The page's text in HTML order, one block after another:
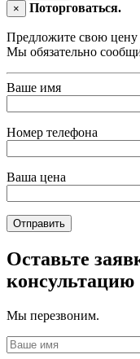
×
Поторговаться.
Предложите свою цену
Мы обязательно
Ваше имя
Номер телефона
Ваша цена
Отправить
Оставьте
консультацию
Мы перезвоним.